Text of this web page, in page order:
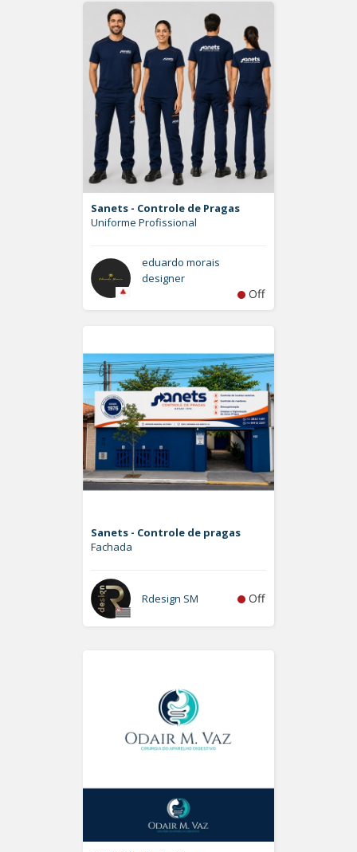
Sanets - Controle de Pragas
Uniforme Profissional
eduardo morais
designer
Off
Sanets - Controle de pragas
Fachada
Rdesign SM Off